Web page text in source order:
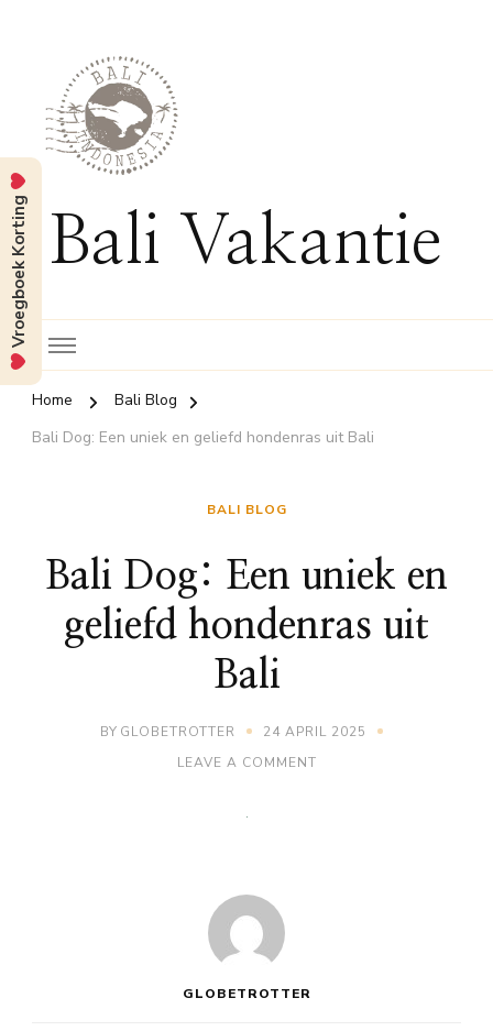
Bali Vakantie
Home
Bali Blog
Bali Dog: Een uniek en geliefd hondenras uit Bali
BALI BLOG
Bali Dog: Een uniek en
geliefd hondenras uit
Bali
BY GLOBETROTTER
24 APRIL 2025
LEAVE A COMMENTON
GLOBETROTTER
Vroegboek Korting